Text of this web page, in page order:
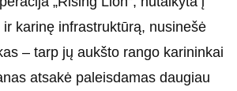
karinę infrastruktūrą, nusinešė
– tarp jų aukšto rango karininkai
atsakė paleisdamas daugiau